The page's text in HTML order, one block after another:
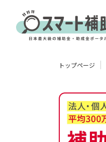
トップページ